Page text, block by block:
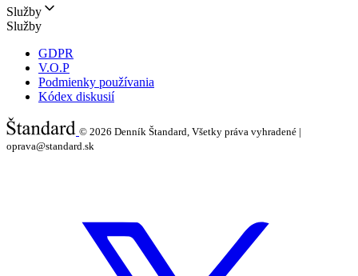
Služby
Služby
GDPR
V.O.P
Podmienky používania
Kódex diskusií
© 2026 Denník Štandard, Všetky práva vyhradené |
oprava@standard.sk